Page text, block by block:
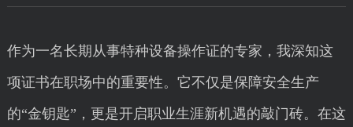
作为一名长期从事特种设备操作证的专家，我深知这
项证书在职场中的重要性。它不仅是保障安全生产
的“金钥匙”，更是开启职业生涯新机遇的敲门砖。在这